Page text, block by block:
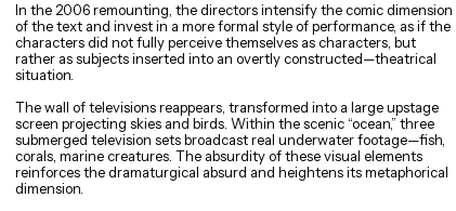
In the 2006 remounting, the directors intensify the comic dimension
of the text and invest in a more formal style of performance, as if the
characters did not fully perceive themselves as characters, but
rather as subjects inserted into an overtly constructed—theatrical
situation.
The wall of televisions reappears, transformed into a large upstage
screen projecting skies and birds. Within the scenic “ocean,” three
submerged television sets broadcast real underwater footage—fish,
corals, marine creatures. The absurdity of these visual elements
reinforces the dramaturgical absurd and heightens its metaphorical
dimension.